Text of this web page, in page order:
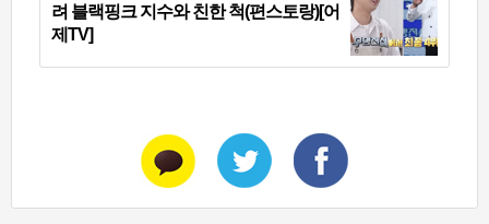
려 블랙핑크 지수와 친한 척(편스토랑)[어
제TV]